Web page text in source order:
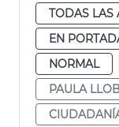
TODAS LAS
EN
NORMAL
PAULA